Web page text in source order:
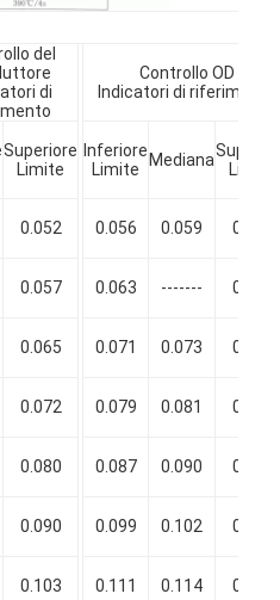
smaltato
del
di
Controllo OD
Indicatori di riferimento
Superiore
Limite
Inferiore
Limite
Mediana
Limite
0.052 0.056 0.059 0.060
0.057 0.063 ------- 0.066
0.065 0.071 0.073 0.075
0.072 0.079 0.081 0.083
0.080 0.087 0.090 0.093
0.090 0.099 0.102 0.105
0.103 0.111 0.114 0.117